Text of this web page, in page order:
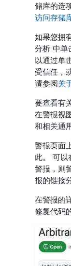
储库的选
访问存储
如果您拥
分析 中单
以通过单
受信任，
请参阅关
要查看有
在警报视
和相关通
警报页面
此。 可以
警报，则
报的链接
在警报的
修复代码